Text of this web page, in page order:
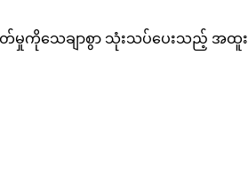
ပတ်မှုကိုသေချာစွာ သုံးသပ်ပေးသည့် အထူး